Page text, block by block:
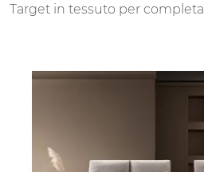
Target in tessuto per